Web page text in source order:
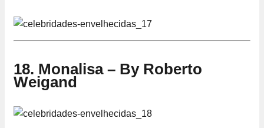
18. Monalisa – By Roberto
Weigand